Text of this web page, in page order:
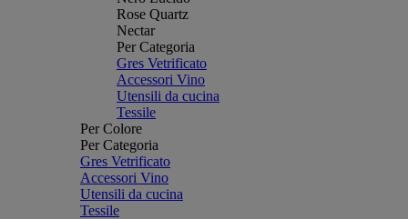
Rose Quartz
Nectar
Per Categoria
Gres Vetrificato
Accessori Vino
Utensili da cucina
Tessile
Per Colore
Per Categoria
Gres Vetrificato
Accessori Vino
Utensili da cucina
Tessile